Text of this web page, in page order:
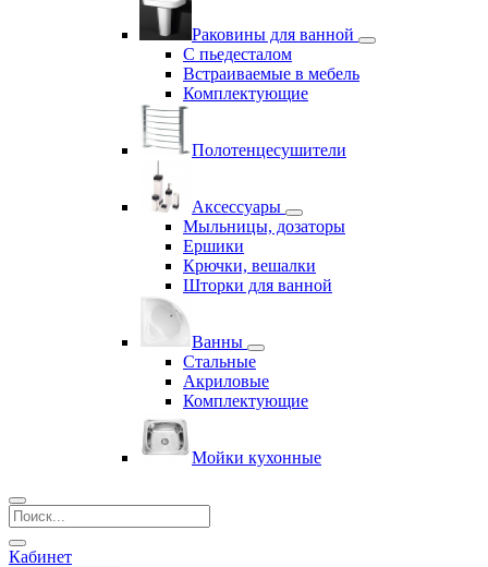
Раковины для ванной
С пьедесталом
Встраиваемые в мебель
Комплектующие
Полотенцесушители
Аксессуары
Мыльницы, дозаторы
Ершики
Крючки, вешалки
Шторки для ванной
Ванны
Стальные
Акриловые
Комплектующие
Мойки кухонные
Кабинет